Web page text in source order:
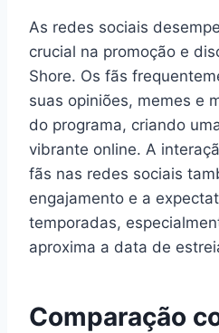
As redes sociais
crucial na promoção e
Shore. Os fãs
suas opiniões, memes e
do programa, criando
vibrante online. A
fãs nas redes sociais
engajamento e a
temporadas,
aproxima a data de
Comparação